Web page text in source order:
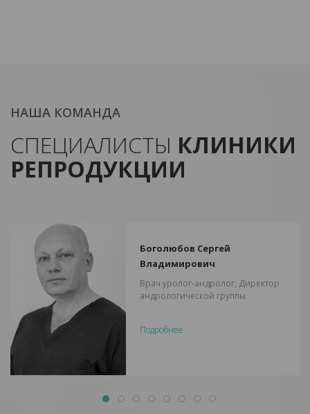
НАША КОМАНДА
СПЕЦИАЛИСТЫ КЛИНИКИ
РЕПРОДУКЦИИ
Боголюбов Сергей
Владимирович
Врач уролог-андролог, Директор
андрологической группы
Подробнее